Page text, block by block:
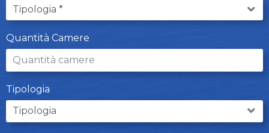
Quantità Camere
Tipologia